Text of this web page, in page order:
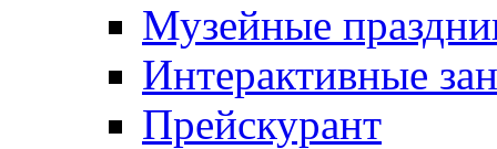
Музейные
Интерактивные
Прейскурант